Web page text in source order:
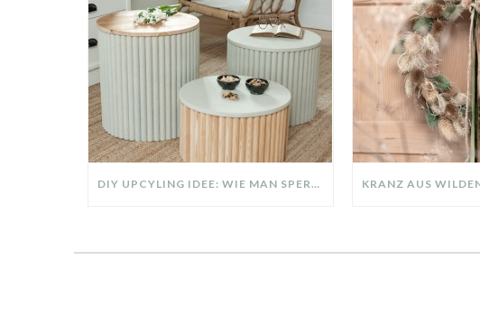
DIY UPCYLING IDEE: WIE MAN SPERRMÜLL IN EIN DESIGNER TEIL VERWANDELT